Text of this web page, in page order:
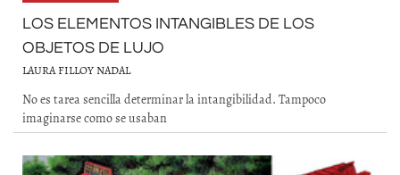
LOS ELEMENTOS INTANGIBLES DE LOS
OBJETOS DE LUJO
LAURA FILLOY NADAL
No es tarea sencilla determinar la intangibilidad. Tampoco
imaginarse como se usaban